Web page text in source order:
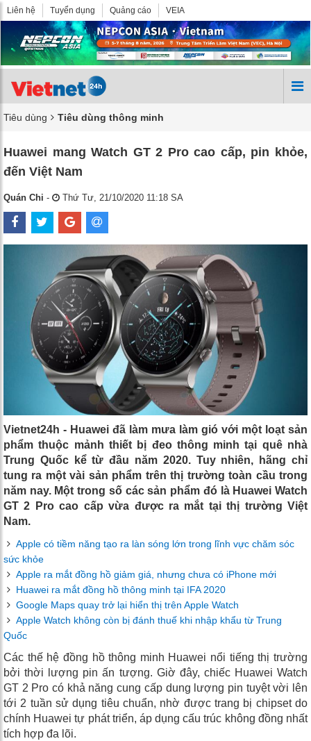
Liên hệ Tuyển dụng Quảng cáo VEIA
Tiêu dùng Tiêu dùng thông minh
Huawei mang Watch GT 2 Pro cao cấp, pin khỏe,
đến Việt Nam
Quán Chi - Thứ Tư, 21/10/2020 11:18 SA
Vietnet24h - Huawei đã làm mưa làm gió với một loạt sản
phẩm thuộc mảnh thiết bị đeo thông minh tại quê nhà
Trung Quốc kể từ đầu năm 2020. Tuy nhiên, hãng chỉ
tung ra một vài sản phẩm trên thị trường toàn cầu trong
năm nay. Một trong số các sản phẩm đó là Huawei Watch
GT 2 Pro cao cấp vừa được ra mắt tại thị trường Việt
Nam.
Apple có tiềm năng tạo ra làn sóng lớn trong lĩnh vực chăm sóc
sức khỏe
Apple ra mắt đồng hồ giảm giá, nhưng chưa có iPhone mới
Huawei ra mắt đồng hồ thông minh tại IFA 2020
Google Maps quay trở lại hiển thị trên Apple Watch
Apple Watch không còn bị đánh thuế khi nhập khẩu từ Trung
Quốc
Các thế hệ đồng hồ thông minh Huawei nổi tiếng thị trường
bởi thời lượng pin ấn tượng. Giờ đây, chiếc Huawei Watch
GT 2 Pro có khả năng cung cấp dung lượng pin tuyệt vời lên
tới 2 tuần sử dụng tiêu chuẩn, nhờ được trang bị chipset do
chính Huawei tự phát triển, áp dụng cấu trúc không đồng nhất
tích hợp đa lõi.